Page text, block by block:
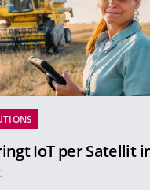
IoT per Satellit